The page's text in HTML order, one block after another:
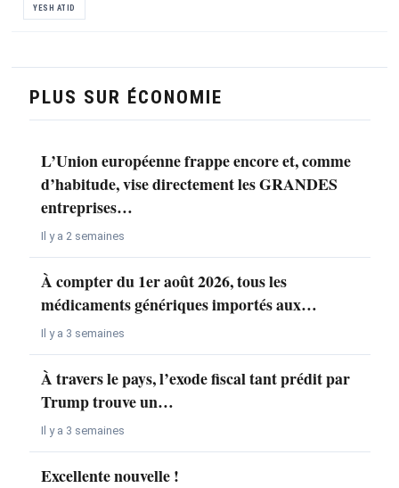
YESH ATID
PLUS SUR ÉCONOMIE
L’Union européenne frappe encore et, comme
d’habitude, vise directement les GRANDES
entreprises…
Il y a 2 semaines
À compter du 1er août 2026, tous les
médicaments génériques importés aux…
Il y a 3 semaines
À travers le pays, l’exode fiscal tant prédit par
Trump trouve un…
Il y a 3 semaines
Excellente nouvelle !